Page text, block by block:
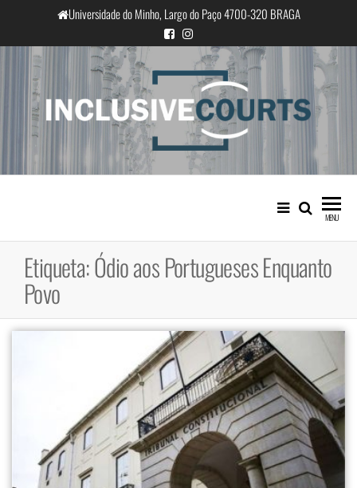
o
conteúdo
Universidade do Minho, Largo do Paço 4700-320 BRAGA
InclusiveCourts
Igualdade e diferença cultural na
prática judicial portuguesa
MENU
Etiqueta:Ódio aos Portugueses Enquanto
Povo